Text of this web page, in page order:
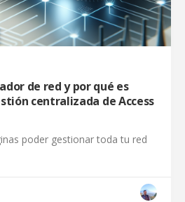
de red y por qué es
centralizada de Access
poder gestionar toda tu red